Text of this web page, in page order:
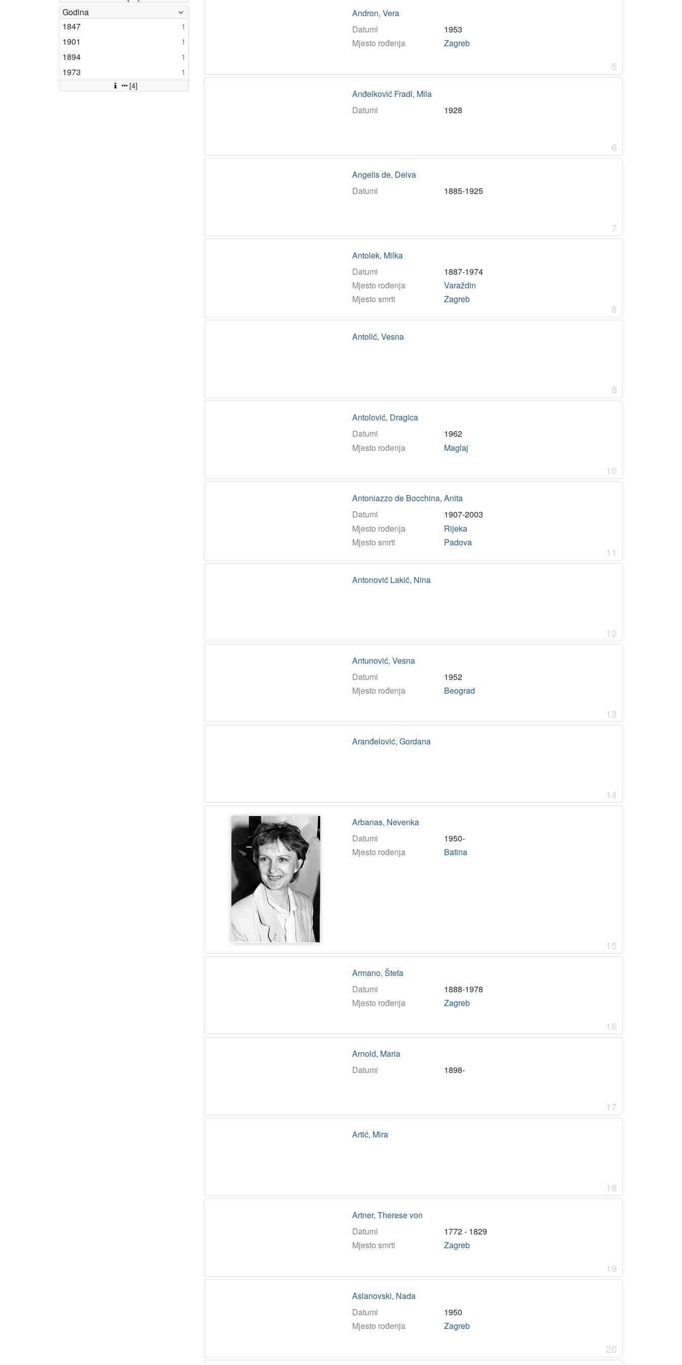
Godina
1847
1
1901
1
1894
1
1973
1
[4]
Andron, Vera
Datumi
1953
Mjesto rođenja
Zagreb
5
Anđelković Fradl, Mila
Datumi
1928
6
Angelis de, Deiva
Datumi
1885-1925
7
Antolek, Milka
Datumi
1887-1974
Mjesto rođenja
Varaždin
Mjesto smrti
Zagreb
8
Antolić, Vesna
9
Antolović, Dragica
Datumi
1962
Mjesto rođenja
Maglaj
10
Antoniazzo de Bocchina, Anita
Datumi
1907-2003
Mjesto rođenja
Rijeka
Mjesto smrti
Padova
11
Antonović Lakić, Nina
12
Antunović, Vesna
Datumi
1952
Mjesto rođenja
Beograd
13
Aranđelović, Gordana
14
Arbanas, Nevenka
Datumi
1950-
Mjesto rođenja
Batina
15
Armano, Štefa
Datumi
1888-1978
Mjesto rođenja
Zagreb
16
Arnold, Maria
Datumi
1898-
17
Artić, Mira
18
Artner, Therese von
Datumi
1772 - 1829
Mjesto smrti
Zagreb
19
Aslanovski, Nada
Datumi
1950
Mjesto rođenja
Zagreb
20